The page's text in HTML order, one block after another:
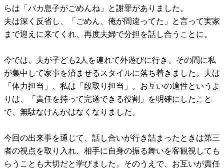
らは「バカ息子がごめんね」と謝罪がありました。
夫は深く反省し、「ごめん、俺が間違ってた」と言って実家
まで迎えに来てくれ、再度夫婦で分担を話し合うことに。
今では、夫が子ども2人を連れて外遊びに行き、その間に私
が集中して家事を済ませるスタイルに落ち着きました。夫は
「体力担当」、私は「段取り担当」。お互いの適性というよ
りは、「責任を持って完遂できる役割」を明確にしたこと
で、無駄なけんかはなくなりました。
今回の出来事を通じて、話し合いが行き詰まったときは第三
者の視点を取り入れ、相手に自身の振る舞いを客観視しても
らうことも大切だと学びました。そのうえで、お互いが責任